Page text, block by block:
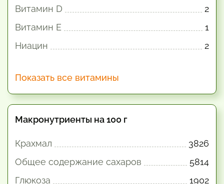
Витамин D
2
Витамин E
1
Ниацин
2
Показать все витамины
Макронутриенты на 100 г
Крахмал
3826
Общее содержание сахаров
5814
Глюкоза
1902